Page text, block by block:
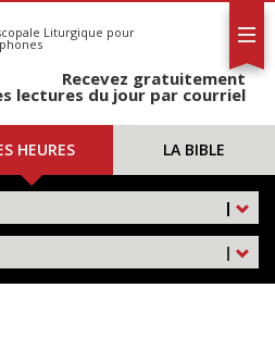
Liturgique pour
Recevez gratuitement
lectures du jour par courriel
HEURES LA BIBLE
|
|